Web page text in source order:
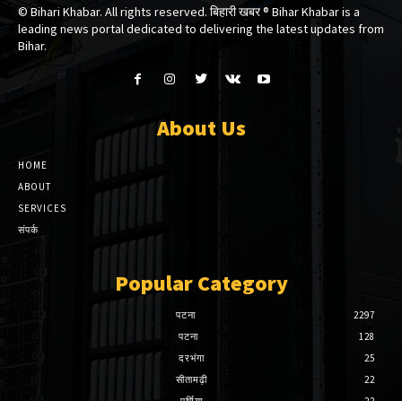
© Bihari Khabar. All rights reserved. बिहारी खबर ®​ Bihar Khabar is a
leading news portal dedicated to delivering the latest updates from
Bihar.
About Us
HOME
ABOUT
SERVICES
संपर्क
Popular Category
पटना
2297
पटना
128
दरभंगा
25
सीतामढ़ी
22